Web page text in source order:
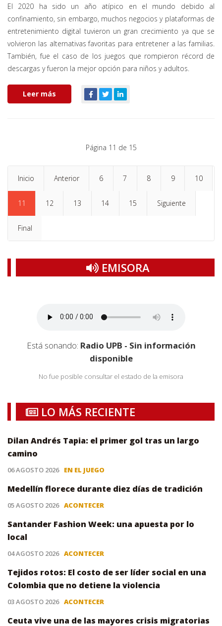
El 2020 ha sido un año atípico en el mundo debido al
confinamiento, sin embargo, muchos negocios y plataformas de
entretenimiento digital tuvieron un gran crecimiento ya que se
volvieron las alternativas favoritas para entretener a las familias.
También, fue el caso de los juegos que rompieron récord de
descargas y fueron la mejor opción para niños y adultos.
Leer más
Página 11 de 15
Inicio Anterior 6 7 8 9 10
11 12 13 14 15 Siguiente
Final
EMISORA
Está sonando: Radio UPB - Sin información
disponible
No fue posible consultar el estado de la emisora
LO MÁS RECIENTE
Dilan Andrés Tapia: el primer gol tras un largo
camino
06 AGOSTO 2026 EN EL JUEGO
Medellín florece durante diez días de tradición
05 AGOSTO 2026 ACONTECER
Santander Fashion Week: una apuesta por lo
local
04 AGOSTO 2026 ACONTECER
Tejidos rotos: El costo de ser líder social en una
Colombia que no detiene la violencia
03 AGOSTO 2026 ACONTECER
Ceuta vive una de las mayores crisis migratorias